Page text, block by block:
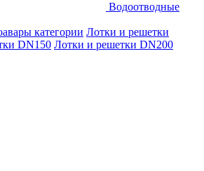
Водоотводные
категории Лотки и решетки
DN150 Лотки и решетки DN200